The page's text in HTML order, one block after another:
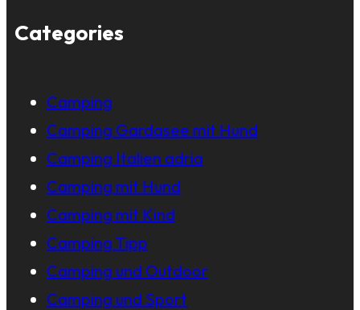
Categories
Camping
Camping Gardasee mit Hund
Camping Italien adria
Camping mit Hund
Camping mit Kind
Camping Tipp
Camping und Outdoor
Camping und Sport